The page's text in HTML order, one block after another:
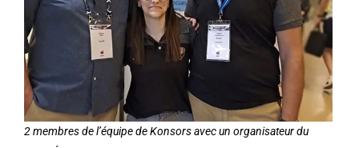
2 membres de l’équipe de Konsors avec un organisateur du